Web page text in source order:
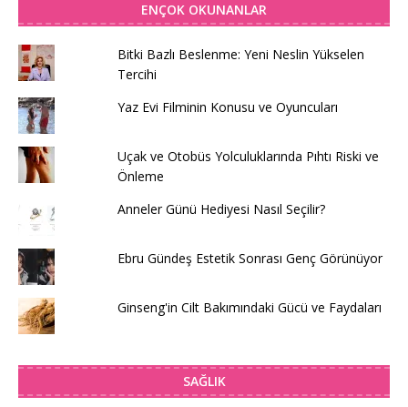
ENÇOK OKUNANLAR
Bitki Bazlı Beslenme: Yeni Neslin Yükselen
Tercihi
Yaz Evi Filminin Konusu ve Oyuncuları
Uçak ve Otobüs Yolculuklarında Pıhtı Riski ve
Önleme
Anneler Günü Hediyesi Nasıl Seçilir?
Ebru Gündeş Estetik Sonrası Genç Görünüyor
Ginseng'in Cilt Bakımındaki Gücü ve Faydaları
SAĞLIK